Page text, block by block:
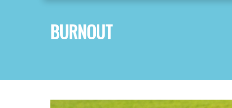
BURNOUT